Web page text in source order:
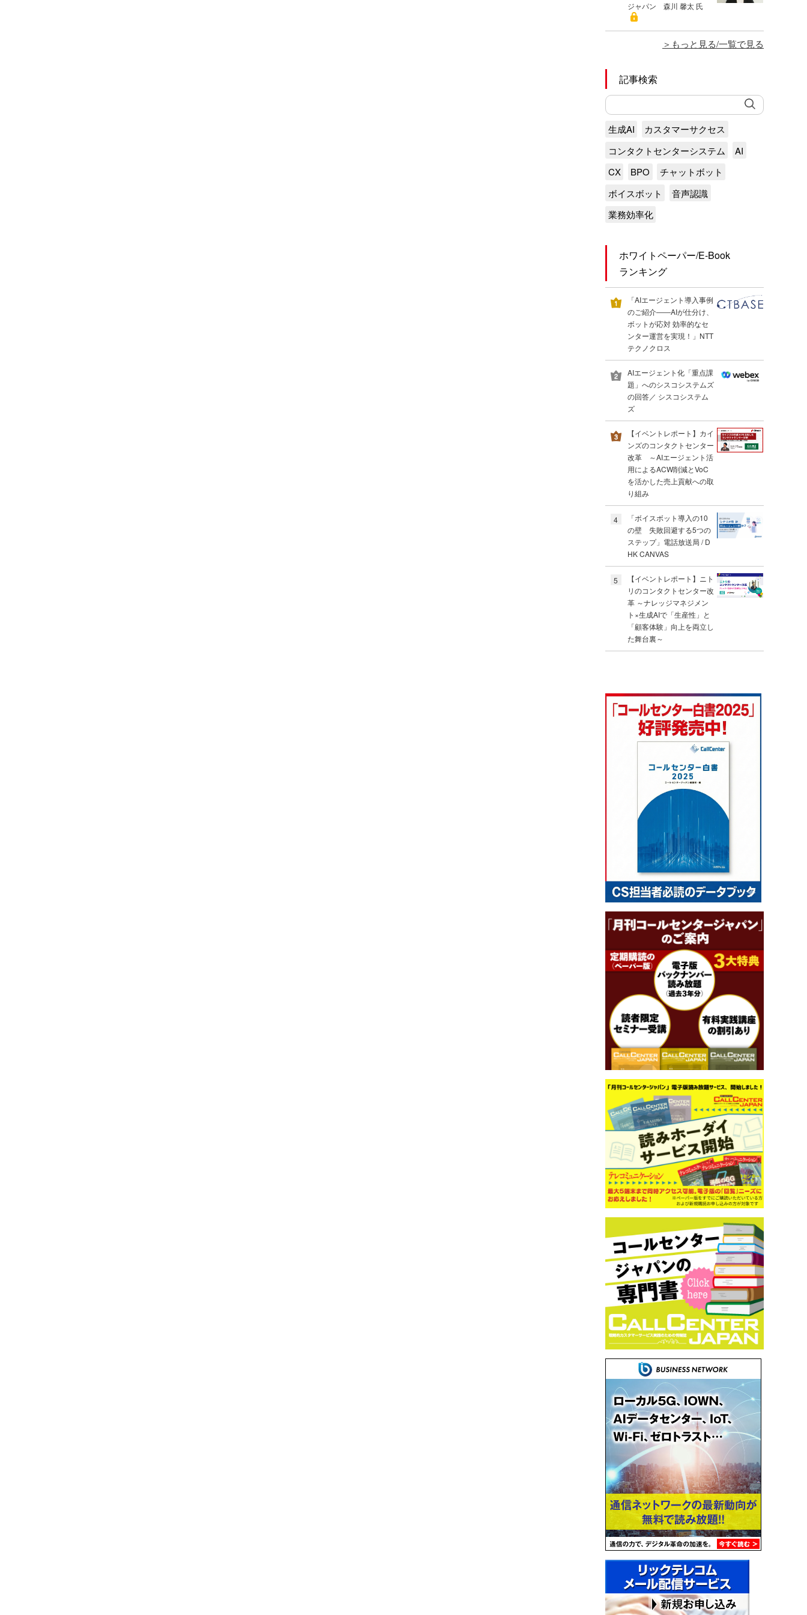
ジャパン 森川 馨太 氏
もっと見る/一覧で見る
記事検索
生成AI
カスタマーサクセス
コンタクトセンターシステム
AI
CX
BPO
チャットボット
ボイスボット
音声認識
業務効率化
ホワイトペーパー/E-Book
ランキング
「AIエージェント導入事例
のご紹介――AIが仕分け、
ボットが応対 効率的なセ
ンター運営を実現！」NTT
テクノクロス
AIエージェント化「重点課
題」へのシスコシステムズ
の回答／ シスコシステム
ズ
【イベントレポート】カイ
ンズのコンタクトセンター
改革 ～AIエージェント活
用によるACW削減とVoC
を活かした売上貢献への取
り組み
4
「ボイスボット導入の10
の壁 失敗回避する5つの
ステップ」電話放送局 / D
HK CANVAS
5
【イベントレポート】ニト
リのコンタクトセンター改
革 ～ナレッジマネジメン
ト×生成AIで「生産性」と
「顧客体験」向上を両立し
た舞台裏～